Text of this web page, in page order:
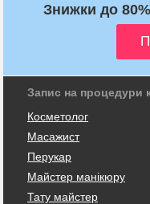
Знижки до 80%
Запис на процедури
Косметолог
Масажист
Перукар
Майстер манікюру
Тату майстер